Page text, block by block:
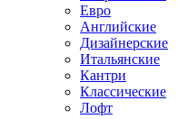
Евро
Английские
Дизайнерские
Итальянские
Кантри
Классические
Лофт